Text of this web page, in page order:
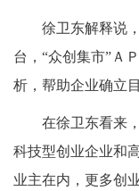
徐卫东解释说，
台，“众创集市”Ａ
析，帮助企业确立
在徐卫东看来，
科技型创业企业和
业主在内，更多创